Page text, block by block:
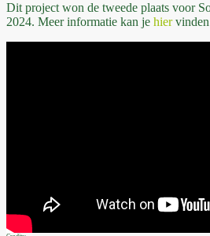
Dit project won de tweede plaats voor
2024. Meer informatie kan je hier